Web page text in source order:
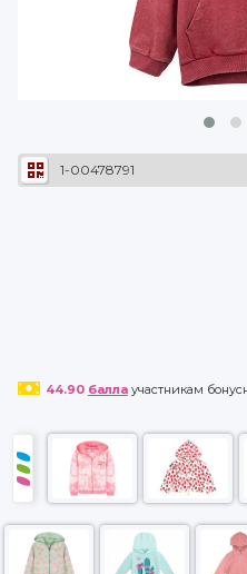
1-00478791
44.90 баллаучастникам